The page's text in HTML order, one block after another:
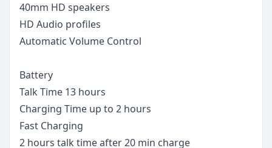
40mm HD speakers
HD Audio profiles
Automatic Volume Control
Battery
Talk Time 13 hours
Charging Time up to 2 hours
Fast Charging
2 hours talk time after 20 min charge